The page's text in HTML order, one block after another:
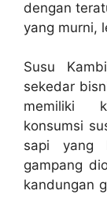
dengan
yang murni,
Susu
sekedar
memiliki
konsumsi
sapi yang
gampang
kandungan